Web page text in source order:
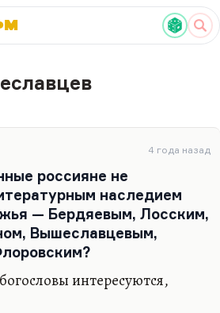
4 года назад
россияне не
наследием
— Бердяевым, Лосским,
Вышеславцевым,
интересуются,